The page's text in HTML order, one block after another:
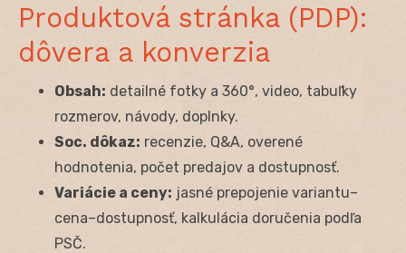
Produktová stránka (PDP):
dôvera a konverzia
Obsah: detailné fotky a 360°, video, tabuľky
rozmerov, návody, doplnky.
Soc. dôkaz: recenzie, Q&A, overené
hodnotenia, počet predajov a dostupnosť.
Variácie a ceny: jasné prepojenie variantu–
cena–dostupnosť, kalkulácia doručenia podľa
PSČ.